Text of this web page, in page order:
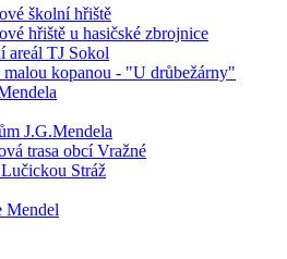
školní hřiště
hřiště u hasičské zbrojnice
areál TJ Sokol
malou kopanou - "U drůbežárny"
J.G.Mendela
trasa obcí Vražné
Stráž
Mendel